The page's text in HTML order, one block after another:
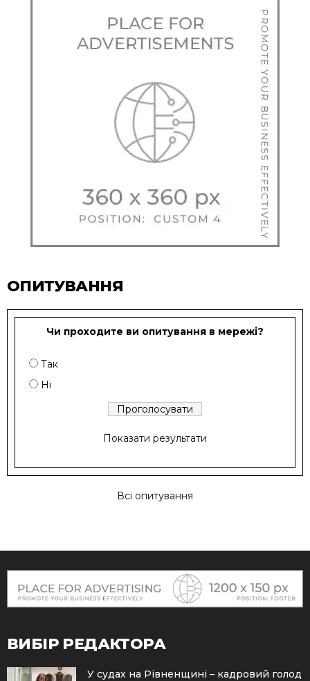
ОПИТУВАННЯ
Чи проходите ви опитування в мережі?
Так
Ні
Показати результати
Всі опитування
ВИБІР РЕДАКТОРА
У судах на Рівненщині – кадровий голод